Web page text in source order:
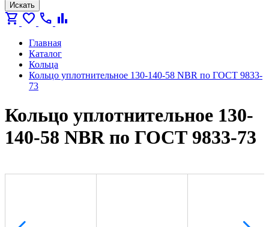
Искать
shopping_cart favorite call bar_chart
Главная
Каталог
Кольца
Кольцо уплотнительное 130-140-58 NBR по ГОСТ 9833-
73
Кольцо уплотнительное 130-
140-58 NBR по ГОСТ 9833-73